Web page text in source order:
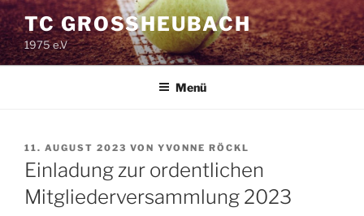
Zum
Inhalt
springen
TC GROSSHEUBACH
1975 e.V
Menü
VERÖFFENTLICHT
AM
11. AUGUST 2023 VON YVONNE RÖCKL
Einladung zur ordentlichen
Mitgliederversammlung 2023